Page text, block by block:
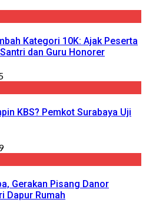
Kategori 10K: Ajak Peserta
dan Guru Honorer
KBS? Pemkot Surabaya Uji
Gerakan Pisang Danor
Dapur Rumah